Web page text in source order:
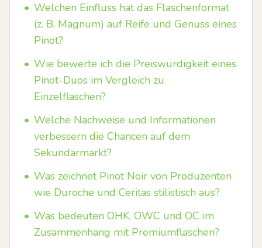
• Welchen Einfluss hat das Flaschenformat
(z. B. Magnum) auf Reife und Genuss eines
Pinot?
• Wie bewerte ich die Preiswürdigkeit eines
Pinot-Duos im Vergleich zu
Einzelflaschen?
• Welche Nachweise und Informationen
verbessern die Chancen auf dem
Sekundärmarkt?
• Was zeichnet Pinot Noir von Produzenten
wie Duroche und Ceritas stilistisch aus?
• Was bedeuten OHK, OWC und OC im
Zusammenhang mit Premiumflaschen?